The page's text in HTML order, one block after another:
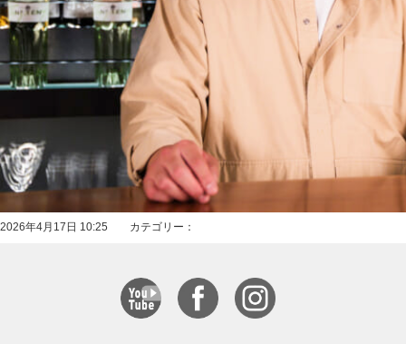
2026年4月17日 10:25 カテゴリー：